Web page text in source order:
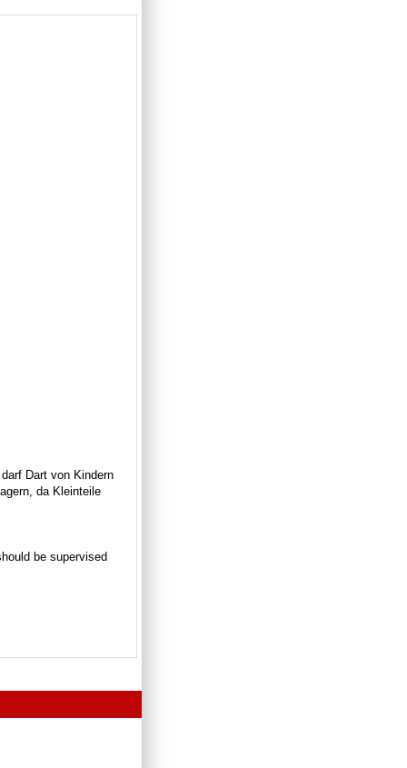
Dart von Kindern
da Kleinteile
be supervised